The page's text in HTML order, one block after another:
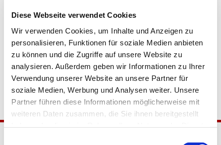
Diese Webseite verwendet Cookies
Wir verwenden Cookies, um Inhalte und Anzeigen zu
personalisieren, Funktionen für soziale Medien anbieten
zu können und die Zugriffe auf unsere Website zu
analysieren. Außerdem geben wir Informationen zu Ihrer
Verwendung unserer Website an unsere Partner für
soziale Medien, Werbung und Analysen weiter. Unsere
Partner führen diese Informationen möglicherweise mit
weiteren Daten zusammen, die Sie ihnen bereitgestellt